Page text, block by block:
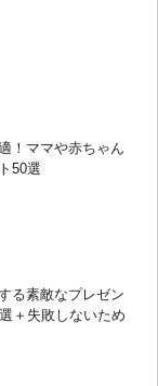
！ママや赤ちゃん
50選
る素敵なプレゼン
＋失敗しないため